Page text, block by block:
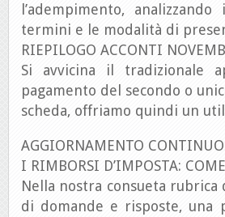
l’adempimento,
termini e le modalità di
RIEPILOGO ACCONTI
Si avvicina il tradizionale
pagamento del secondo o
scheda, offriamo quindi un
AGGIORNAMENTO
I RIMBORSI D’IMPOSTA:
Nella nostra consueta
di domande e risposte, una